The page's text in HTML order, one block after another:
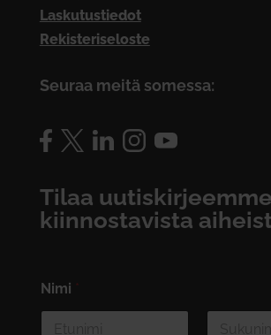
Laskutustiedot
Rekisteriseloste
Seuraa meitä somessa:
Tilaa
kiinnostavista
Nimi *